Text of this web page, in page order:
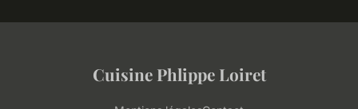
Cuisine Phlippe Loiret